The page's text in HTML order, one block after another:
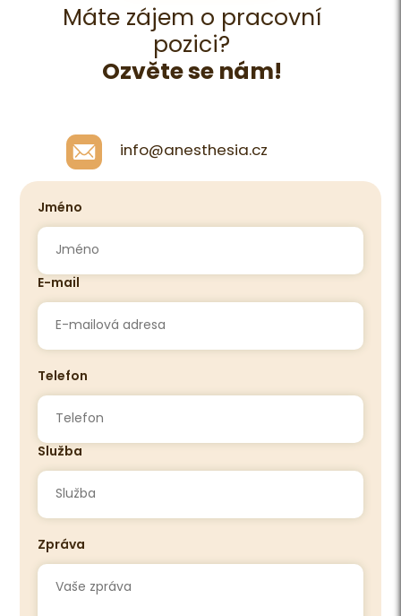
Máte zájem o pracovní
pozici?
Ozvěte se nám!
info@anesthesia.cz
Jméno
E-mail
Telefon
Služba
Zpráva